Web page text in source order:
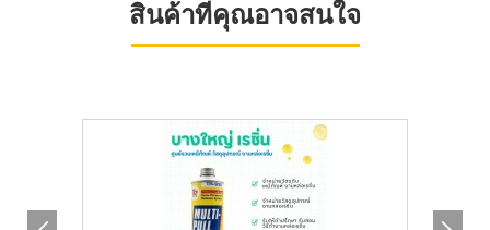
สินค้าที่คุณอาจสนใจ